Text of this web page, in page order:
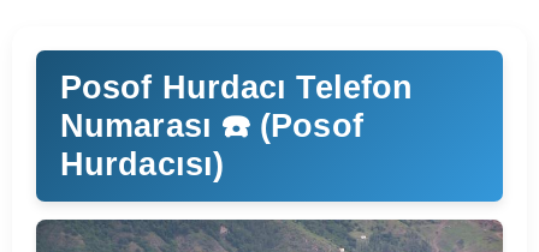
Posof Hurdacı Telefon
Numarası ☎️ (Posof
Hurdacısı)